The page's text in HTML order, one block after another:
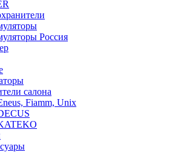
Россия
салона
Fiamm, Unix